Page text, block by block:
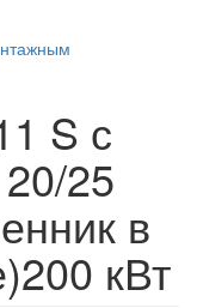
S с
25
в
кВт